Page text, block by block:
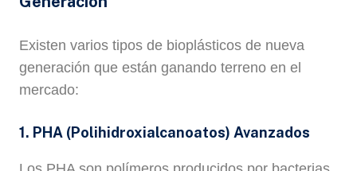
Existen varios tipos de bioplásticos de nueva
generación que están ganando terreno en el
mercado:
1. PHA (Polihidroxialcanoatos) Avanzados